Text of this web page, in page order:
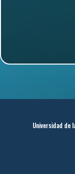
Universidad de